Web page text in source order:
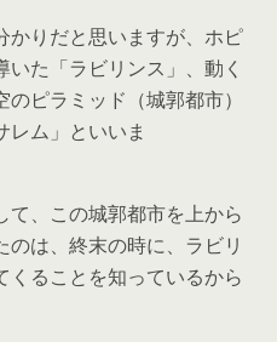
かりだと思いますが、ホピ
た「ラビリンス」、動く
ピラミッド（城郭都市）
レム」といいま
、この城郭都市を上から
のは、終末の時に、ラビリ
くることを知っているから